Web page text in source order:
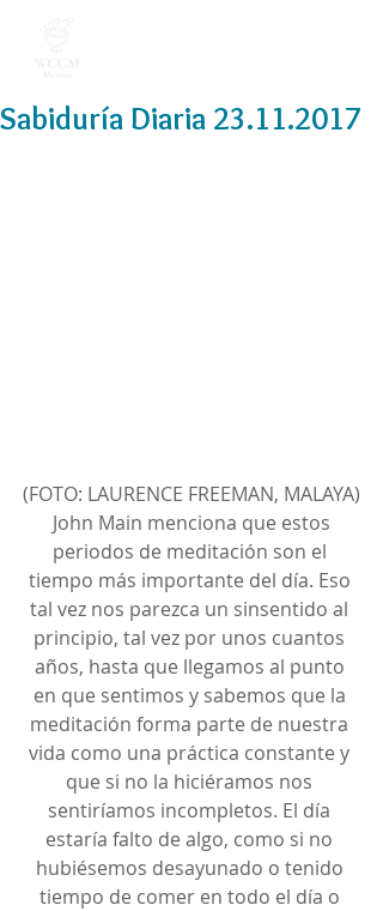
Sabiduría Diaria 23.11.2017
(FOTO: LAURENCE FREEMAN, MALAYA)
periodos de meditación son el
tiempo más importante del día. Eso
tal vez nos parezca un sinsentido al
principio, tal vez por unos cuantos
años, hasta que llegamos al punto
en que sentimos y sabemos que la
meditación forma parte de nuestra
vida como una práctica constante y
que si no la hiciéramos nos
sentiríamos incompletos. El día
estaría falto de algo, como si no
hubiésemos desayunado o tenido
tiempo de comer en todo el día o